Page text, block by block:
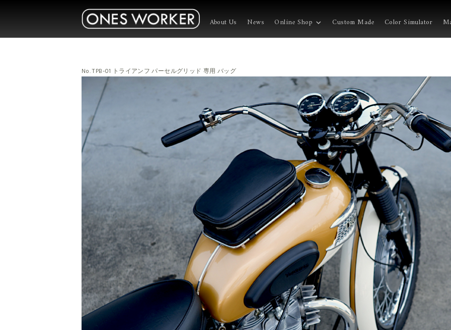
About Us News Online Shop Custom Made Color Simulator
No. TPB-01 トライアンフ パーセルグリッド 専用 バッグ